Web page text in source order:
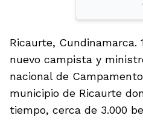
Ricaurte, Cundinamarca.
nuevo campista y
nacional de
municipio de Ricaurte
tiempo, cerca de 3.000